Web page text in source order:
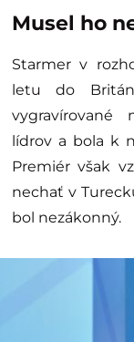
Musel ho
Starmer v
letu do
vygravírované
lídrov a bola k
Premiér však
nechať v
bol nezákonný.